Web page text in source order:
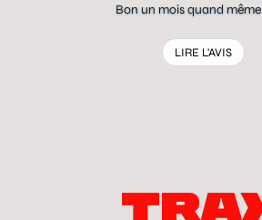
Bon un mois quand même
LIRE L'AVIS